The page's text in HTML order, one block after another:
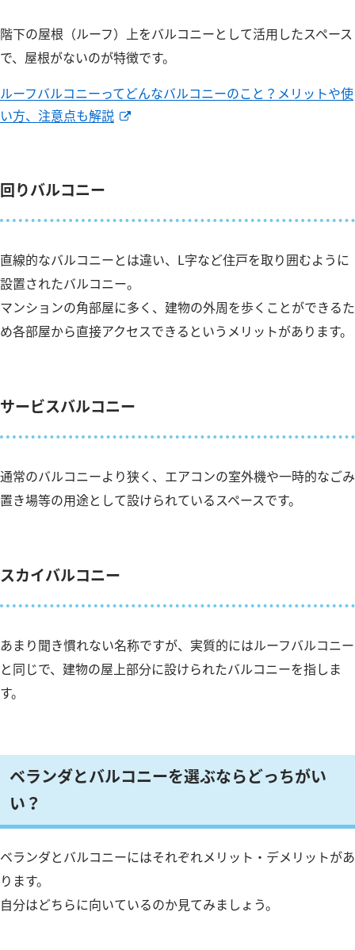
階下の屋根（ルーフ）上をバルコニーとして活用したスペース
で、屋根がないのが特徴です。
ルーフバルコニーってどんなバルコニーのこと？メリットや使
い方、注意点も解説
回りバルコニー
直線的なバルコニーとは違い、L字など住戸を取り囲むように
設置されたバルコニー。
マンションの角部屋に多く、建物の外周を歩くことができるた
め各部屋から直接アクセスできるというメリットがあります。
サービスバルコニー
通常のバルコニーより狭く、エアコンの室外機や一時的なごみ
置き場等の用途として設けられているスペースです。
スカイバルコニー
あまり聞き慣れない名称ですが、実質的にはルーフバルコニー
と同じで、建物の屋上部分に設けられたバルコニーを指しま
す。
ベランダとバルコニーを選ぶならどっちがい
い？
ベランダとバルコニーにはそれぞれメリット・デメリットがあ
ります。
自分はどちらに向いているのか見てみましょう。